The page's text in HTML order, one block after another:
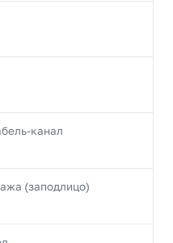
канал
(заподлицо)